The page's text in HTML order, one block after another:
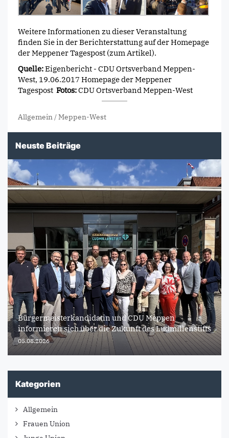
Weitere Informationen zu dieser Veranstaltung
finden Sie in der Berichterstattung auf der Homepage
der Meppener Tagespost (zum Artikel).
Quelle:Eigenbericht - CDU Ortsverband Meppen-
West, 19.06.2017 Homepage der Meppener
Tagespost Fotos:CDU Ortsverband Meppen-West
Allgemein /Meppen-West
Neuste Beiträge
Bürgermeisterkandidatin und CDU Meppen
informieren sich über die Zukunft des Ludmillenstifts
05.08.2026
Kategorien
Allgemein
Frauen Union